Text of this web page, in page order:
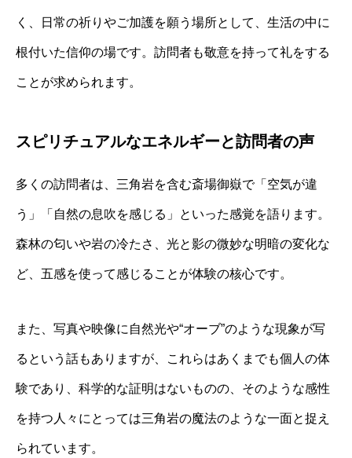
く、日常の祈りやご加護を願う場所として、生活の中に
根付いた信仰の場です。訪問者も敬意を持って礼をする
ことが求められます。
スピリチュアルなエネルギーと訪問者の声
多くの訪問者は、三角岩を含む斎場御嶽で「空気が違
う」「自然の息吹を感じる」といった感覚を語ります。
森林の匂いや岩の冷たさ、光と影の微妙な明暗の変化な
ど、五感を使って感じることが体験の核心です。
また、写真や映像に自然光や“オーブ”のような現象が写
るという話もありますが、これらはあくまでも個人の体
験であり、科学的な証明はないものの、そのような感性
を持つ人々にとっては三角岩の魔法のような一面と捉え
られています。